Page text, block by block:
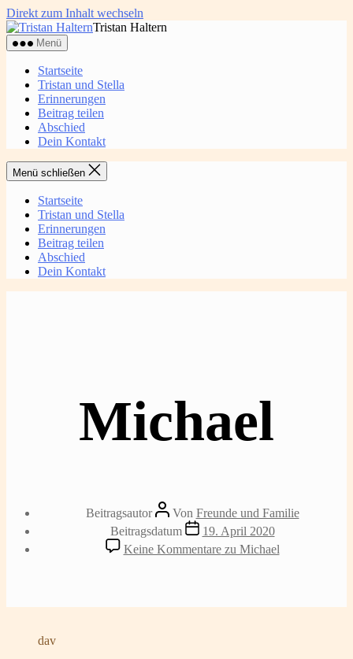
Direkt zum Inhalt wechseln
Tristan Haltern
Menü
Startseite
Tristan und Stella
Erinnerungen
Beitrag teilen
Abschied
Dein Kontakt
Menü schließen
Startseite
Tristan und Stella
Erinnerungen
Beitrag teilen
Abschied
Dein Kontakt
Michael
Beitragsautor Von Freunde und Familie
Beitragsdatum
19. April 2020
Keine Kommentarezu Michael
dav